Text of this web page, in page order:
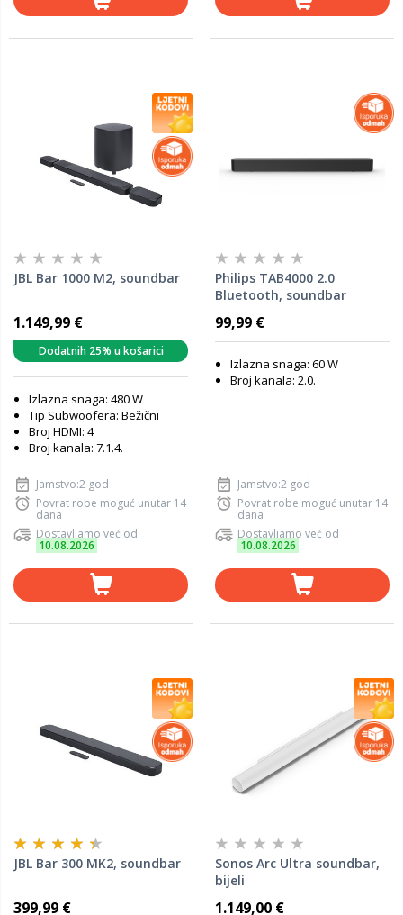
JBL Bar 1000 M2, soundbar
1.149,99 €
Dodatnih 25% u košarici
Izlazna snaga: 480 W
Tip Subwoofera: Bežični
Broj HDMI: 4
Broj kanala: 7.1.4.
Jamstvo:2 god
Povrat robe moguć unutar 14
dana
Dostavljamo već od
10.08.2026
Philips TAB4000 2.0
Bluetooth, soundbar
99,99 €
Izlazna snaga: 60 W
Broj kanala: 2.0.
Jamstvo:2 god
Povrat robe moguć unutar 14
dana
Dostavljamo već od
10.08.2026
JBL Bar 300 MK2, soundbar
399,99 €
Sonos Arc Ultra soundbar,
bijeli
1.149,00 €